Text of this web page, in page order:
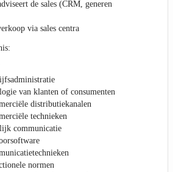
de sales (CRM, generen
via sales centra
van klanten of consumenten
distributiekanalen
technieken
communicatie
normen